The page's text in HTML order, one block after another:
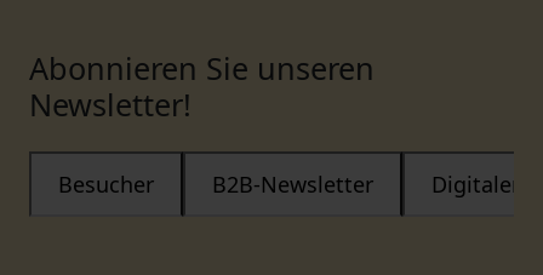
Abonnieren Sie unseren
Newsletter!
Besucher B2B-Newsletter Digitaler